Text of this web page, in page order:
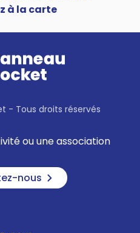
à la carte
- Tous droits réservés
ou une association
nous